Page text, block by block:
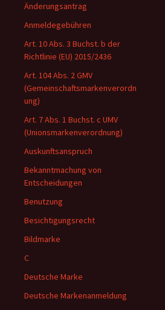
Änderungsantrag
Anmeldegebühren
Art. 10 Abs. 3 Buchst. b der
Richtlinie (EU) 2015/2436
Art. 104 Abs. 2 GMV
(Gemeinschaftsmarkenverordn
ung)
Art. 7 Abs. 1 Buchst. c UMV
(Unionsmarkenverordnung)
Auskunftsanspruch
Bekanntmachung von
Entscheidungen
Benutzung
Besichtigungsrecht
Bildmarke
C
Deutsche Marke
Deutsche Markenanmeldung